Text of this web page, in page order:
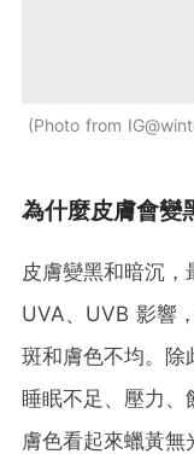
Photo from
為什麼皮膚會變
皮膚變黑和暗沉
UVA、UVB 影響
斑和膚色不均。除
睡眠不足、壓力、
膚色看起來蠟黃無